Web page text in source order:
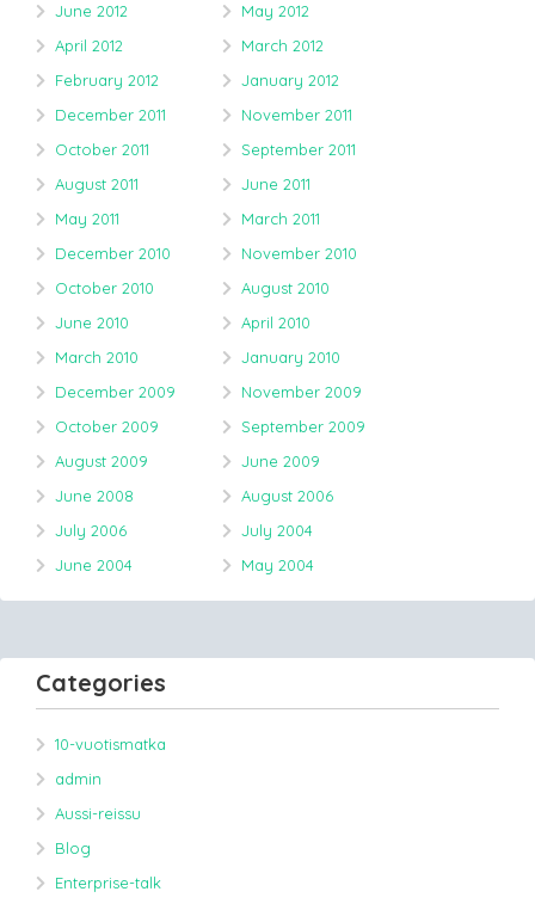
June 2012
May 2012
April 2012
March 2012
February 2012
January 2012
December 2011
November 2011
October 2011
September 2011
August 2011
June 2011
May 2011
March 2011
December 2010
November 2010
October 2010
August 2010
June 2010
April 2010
March 2010
January 2010
December 2009
November 2009
October 2009
September 2009
August 2009
June 2009
June 2008
August 2006
July 2006
July 2004
June 2004
May 2004
Categories
10-vuotismatka
admin
Aussi-reissu
Blog
Enterprise-talk